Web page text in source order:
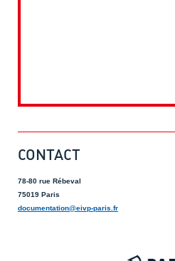
CONTACT
78-80 rue Rébeval
75019 Paris
documentation@eivp-paris.fr